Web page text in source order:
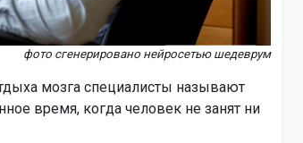
фото сгенерировано нейросетью шедеврум
мозга специалисты называют
время, когда человек не занят ни